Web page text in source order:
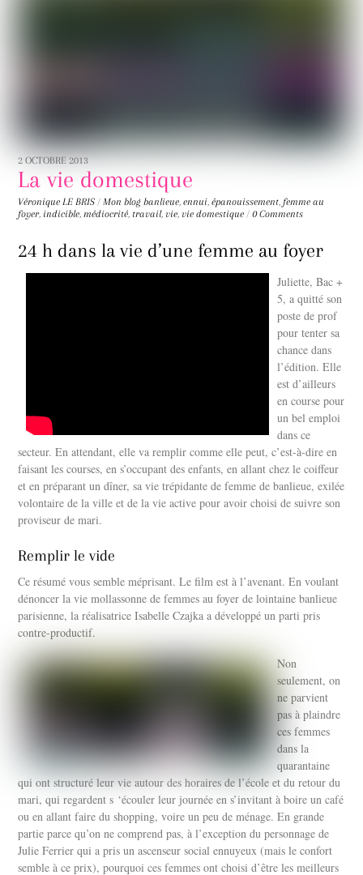
2 OCTOBRE 2013
La vie domestique
Véronique LE BRIS / Mon blog banlieue,ennui,épanouissement, femme au
foyer, indicible,médiocrité, travail,vie,vie domestique / 0 Comments
24 h dans la vie d’une femme au foyer
Juliette, Bac +
5, a quitté son
poste de prof
pour tenter sa
chance dans
l’édition. Elle
est d’ailleurs
en course pour
un bel emploi
dans ce
secteur. En attendant, elle va remplir comme elle peut, c’est-à-dire en
faisant les courses, en s’occupant des enfants, en allant chez le coiffeur
et en préparant un dîner, sa vie trépidante de femme de banlieue, exilée
volontaire de la ville et de la vie active pour avoir choisi de suivre son
proviseur de mari.
Remplir le vide
Ce résumé vous semble méprisant. Le film est à l’avenant. En voulant
dénoncer la vie mollassonne de femmes au foyer de lointaine banlieue
parisienne, la réalisatrice Isabelle Czajka a développé un parti pris
contre-productif.
Non
seulement, on
ne parvient
pas à plaindre
ces femmes
dans la
quarantaine
qui ont structuré leur vie autour des horaires de l’école et du retour du
mari, qui regardent s ‘écouler leur journée en s’invitant à boire un café
ou en allant faire du shopping, voire un peu de ménage. En grande
partie parce qu’on ne comprend pas, à l’exception du personnage de
Julie Ferrier qui a pris un ascenseur social ennuyeux (mais le confort
semble à ce prix), pourquoi ces femmes ont choisi d’être les meilleurs